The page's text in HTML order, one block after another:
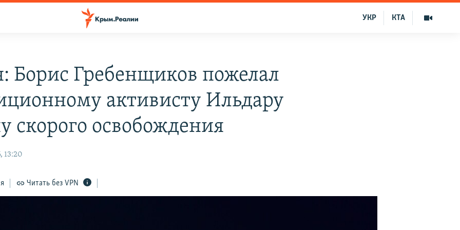
КТА
УКР
Борис Гребенщиков пожелал
активисту Ильдару
скорого освобождения
13:20
Читать без VPN